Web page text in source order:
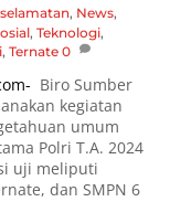
, News,
,Teknologi,
,Ternate 0
Biro Sumber
kegiatan
umum
Polri T.A. 2024
uji meliputi
dan SMPN 6